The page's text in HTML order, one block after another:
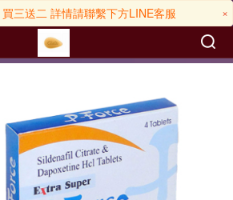
×
三送二 詳情請聯繫下方LINE客服